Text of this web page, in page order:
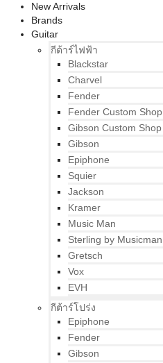
New Arrivals
Brands
Guitar
กีต้าร์ไฟฟ้า
Blackstar
Charvel
Fender
Fender Custom Shop
Gibson Custom Shop
Gibson
Epiphone
Squier
Jackson
Kramer
Music Man
Sterling by Musicman
Gretsch
Vox
EVH
กีต้าร์โปร่ง
Epiphone
Fender
Gibson